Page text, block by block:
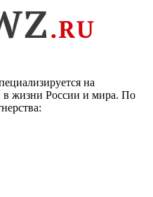
на
жизни России и мира. По